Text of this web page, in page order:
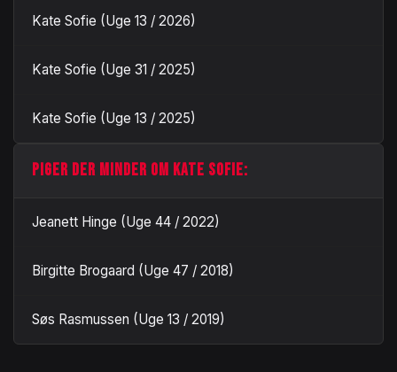
Kate Sofie (Uge 13 / 2026)
Kate Sofie (Uge 31 / 2025)
Kate Sofie (Uge 13 / 2025)
PIGER DER MINDER OM KATE SOFIE:
Jeanett Hinge (Uge 44 / 2022)
Birgitte Brogaard (Uge 47 / 2018)
Søs Rasmussen (Uge 13 / 2019)